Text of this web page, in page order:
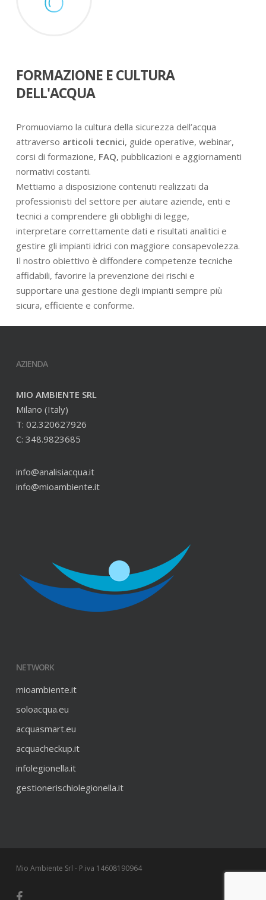
FORMAZIONE E CULTURA
DELL'ACQUA
Promuoviamo la cultura della sicurezza dell’acqua
attraverso articoli tecnici, guide operative, webinar,
corsi di formazione, FAQ, pubblicazioni e aggiornamenti
normativi costanti.
Mettiamo a disposizione contenuti realizzati da
professionisti del settore per aiutare aziende, enti e
tecnici a comprendere gli obblighi di legge,
interpretare correttamente dati e risultati analitici e
gestire gli impianti idrici con maggiore consapevolezza.
Il nostro obiettivo è diffondere competenze tecniche
affidabili, favorire la prevenzione dei rischi e
supportare una gestione degli impianti sempre più
sicura, efficiente e conforme.
AZIENDA
MIO AMBIENTE SRL
Milano (Italy)
T: 02.320627926
C: 348.9823685
info@analisiacqua.it
info@mioambiente.it
NETWORK
mioambiente.it
soloacqua.eu
acquasmart.eu
acquacheckup.it
infolegionella.it
gestionerischiolegionella.it
Mio Ambiente Srl - P.iva 14608190964
facebook